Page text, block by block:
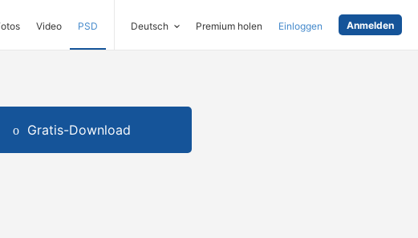
Video PSD Deutsch Premium holen Einloggen Anmelden
Gratis-Download